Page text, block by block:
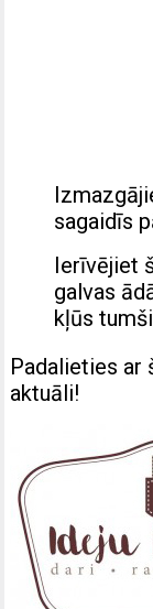
sagaidīs
Ierīvējiet
galvas
kļūs
Padalieties ar
aktuāli!